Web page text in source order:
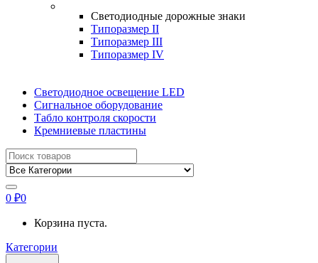
Светодиодные дорожные знаки
Типоразмер II
Типоразмер III
Типоразмер IV
Светодиодное освещение LED
Сигнальное оборудование
Табло контроля скорости
Кремниевые пластины
Найти:
0 ₽0
Корзина пуста.
Категории